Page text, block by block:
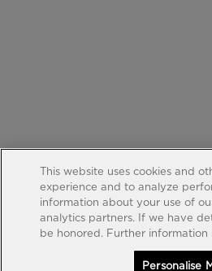
This website uses cookies and
experience and to analyze
information about your use of
analytics partners. If we have
be honored. Further information
Personalise